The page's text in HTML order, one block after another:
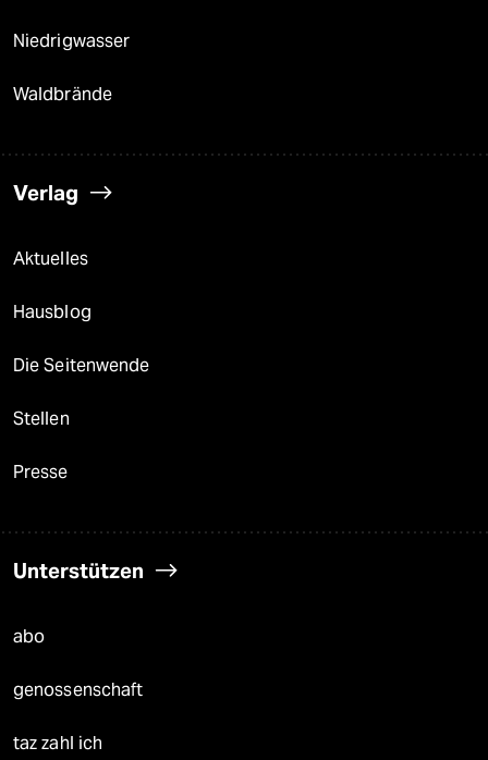
Niedrigwasser
Waldbrände
Verlag
Aktuelles
Hausblog
Die Seitenwende
Stellen
Presse
Unterstützen
abo
genossenschaft
taz zahl ich